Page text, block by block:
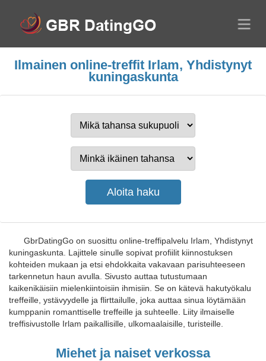
Ilmainen online-treffit Irlam, Yhdistynyt
kuningaskunta
GbrDatingGo on suosittu online-treffipalvelu Irlam, Yhdistynyt
kuningaskunta. Lajittele sinulle sopivat profiilit kiinnostuksen
kohteiden mukaan ja etsi ehdokkaita vakavaan parisuhteeseen
tarkennetun haun avulla. Sivusto auttaa tutustumaan
kaikenikäisiin mielenkiintoisiin ihmisiin. Se on kätevä hakutyökalu
treffeille, ystävyydelle ja flirttailulle, joka auttaa sinua löytämään
kumppanin romanttiselle treffeille ja suhteelle. Liity ilmaiselle
treffisivustolle Irlam paikallisille, ulkomaalaisille, turisteille.
Miehet ja naiset verkossa